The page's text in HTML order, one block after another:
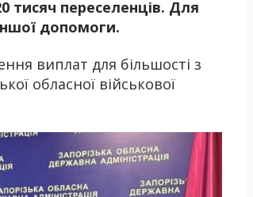
тисяч переселенців. Для
допомоги.
виплат для більшості з
обласної військової